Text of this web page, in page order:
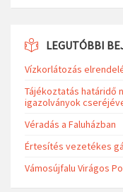
LEGUTÓBBI
Vízkorlátozás
Tájékoztatás határidő
igazolványok
Véradás a Faluházban
Értesítés vezetékes
Vámosújfalu Virágos